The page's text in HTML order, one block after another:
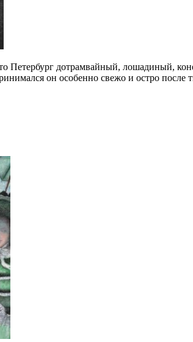
Петербург дотрамвайный, лошадиный,
он особенно свежо и остро после